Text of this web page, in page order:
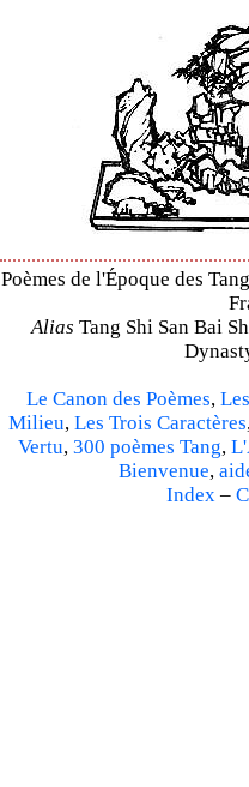
Poèmes de l'Époque des
Alias Tang Shi San Bai
Le Canon des Poèmes,
Milieu, Les Trois Caractères
Vertu, 300 poèmes Tang,
Bienvenue,
Index–